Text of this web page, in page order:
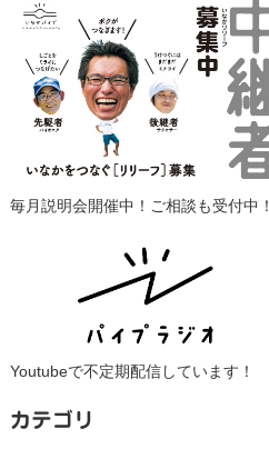
毎月説明会開催中！ご相談も受付中！
Youtubeで不定期配信しています！
カテゴリ